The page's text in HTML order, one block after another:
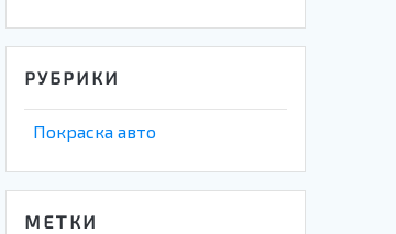
РУБРИКИ
Покраска авто
МЕТКИ